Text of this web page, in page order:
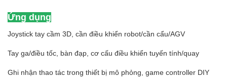
Ứng dụng
Joystick tay cầm 3D, cần điều khiển robot/cần cẩu/AGV
Tay ga/điều tốc, bàn đạp, cơ cấu điều khiển tuyến tính/quay
Ghi nhận thao tác trong thiết bị mô phỏng, game controller DIY